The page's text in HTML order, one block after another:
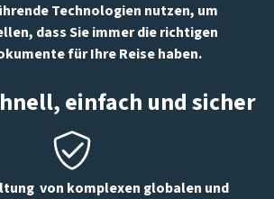
Technologien nutzen, um
dass Sie immer die richtigen
für Ihre Reise haben.
einfach und sicher
von komplexen globalen und